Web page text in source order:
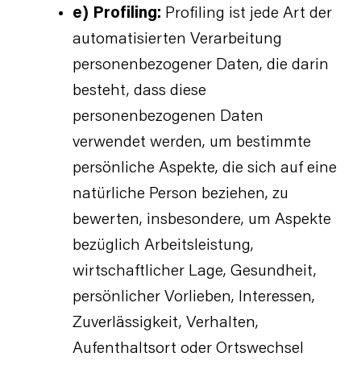
e) Profiling: Profiling ist jede Art der
automatisierten Verarbeitung
personenbezogener Daten, die darin
besteht, dass diese
personenbezogenen Daten
verwendet werden, um bestimmte
persönliche Aspekte, die sich auf eine
natürliche Person beziehen, zu
bewerten, insbesondere, um Aspekte
bezüglich Arbeitsleistung,
wirtschaftlicher Lage, Gesundheit,
persönlicher Vorlieben, Interessen,
Zuverlässigkeit, Verhalten,
Aufenthaltsort oder Ortswechsel